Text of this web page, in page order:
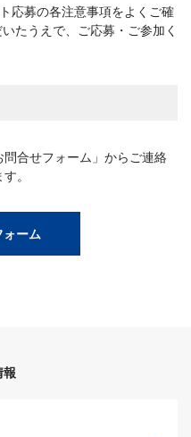
応募の各注意事項をよくご確
たうえで、ご応募・ご参加く
合せフォーム」からご連絡
。
ーム